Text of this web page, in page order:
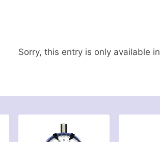
Sorry, this entry is only available in